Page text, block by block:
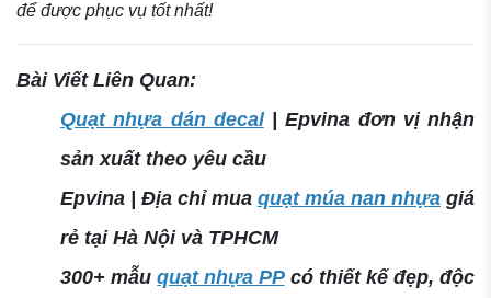
để được phục vụ tốt nhất!
Bài Viết Liên Quan:
Quạt nhựa dán decal| Epvina đơn vị nhận
sản xuất theo yêu cầu
Epvina | Địa chỉ mua quạt múa nan nhựa giá
rẻ tại Hà Nội và TPHCM
300+ mẫuquạt nhựa PPcó thiết kế đẹp, độc